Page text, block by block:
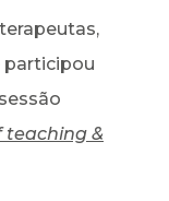
participou
teaching &